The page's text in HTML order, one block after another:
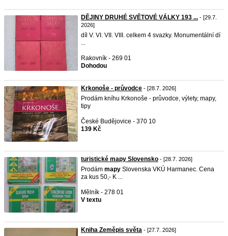
DĚJINY DRUHÉ SVĚTOVÉ VÁLKY 193 ... - [29.7.
2026]
díl V. VI. VII. VIII. celkem 4 svazky. Monumentální dí
...
Rakovník - 269 01
Dohodou
Krkonoše - průvodce - [28.7. 2026]
Prodám kníhu Krkonoše - průvodce, výlety, mapy,
tipy
České Budějovice - 370 10
139 Kč
turistické mapy Slovensko - [28.7. 2026]
Prodám mapy Slovenska VKÚ Harmanec. Cena
za kus 50,- K ...
Mělník - 278 01
V textu
Kniha Zeměpis světa - [27.7. 2026]